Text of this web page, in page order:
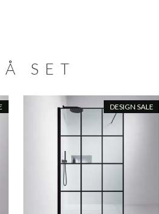
SET
DESIGN SALE